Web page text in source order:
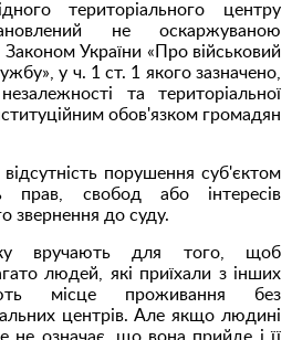
територіального центру
не оскаржуваною
України «Про військовий
у ч. 1 ст. 1 якого зазначено,
та територіальної
обов'язком громадян
порушення суб'єктом
прав, свобод або інтересів
звернення до суду.
вручають для того, щоб
людей, які приїхали з інших
місце проживання без
центрів. Але якщо людині